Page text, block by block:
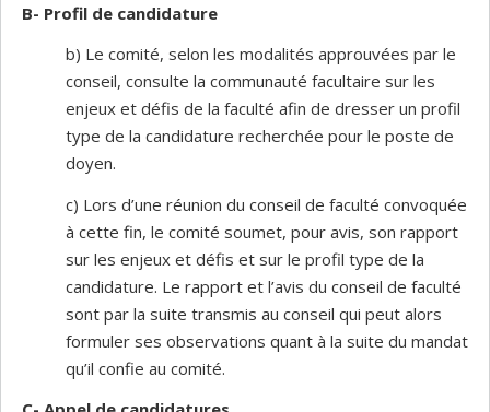
B- Profil de candidature
b) Le comité, selon les modalités approuvées par le
conseil, consulte la communauté facultaire sur les
enjeux et défis de la faculté afin de dresser un profil
type de la candidature recherchée pour le poste de
doyen.
c) Lors d’une réunion du conseil de faculté convoquée
à cette fin, le comité soumet, pour avis, son rapport
sur les enjeux et défis et sur le profil type de la
candidature. Le rapport et l’avis du conseil de faculté
sont par la suite transmis au conseil qui peut alors
formuler ses observations quant à la suite du mandat
qu’il confie au comité.